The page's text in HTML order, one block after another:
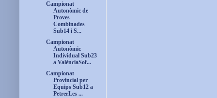
Campionat
Autonòmic de
Proves
Combinades
Sub14 i S...
Campionat
Autonòmic
Individual Sub23
a ValènciaSof...
Campionat
Provincial per
Equips Sub12 a
PetrerLes ...